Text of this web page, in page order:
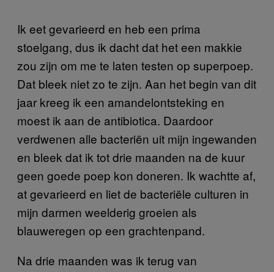
Ik eet gevarieerd en heb een prima
stoelgang, dus ik dacht dat het een makkie
zou zijn om me te laten testen op superpoep.
Dat bleek niet zo te zijn. Aan het begin van dit
jaar kreeg ik een amandelontsteking en
moest ik aan de antibiotica. Daardoor
verdwenen alle bacteriën uit mijn ingewanden
en bleek dat ik tot drie maanden na de kuur
geen goede poep kon doneren. Ik wachtte af,
at gevarieerd en liet de bacteriële culturen in
mijn darmen weelderig groeien als
blauweregen op een grachtenpand.
Na drie maanden was ik terug van